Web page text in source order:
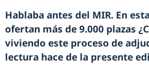
Hablaba antes del MIR. En
ofertan más de 9.000 plazas
viviendo este proceso de
lectura hace de la presente